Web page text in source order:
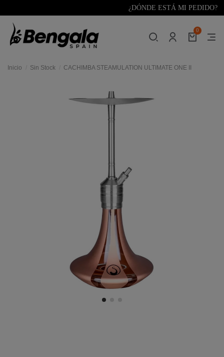
¿DÓNDE ESTÁ MI PEDIDO?
0
Inicio Sin Stock CACHIMBA STEAMULATION ULTIMATE ONE II